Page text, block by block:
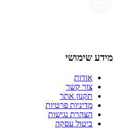
מידע שימושי
אודות
צור קשר
תקנון אתר
מדיניות פרטיות
הצהרת נגישות
ביטול עסקה